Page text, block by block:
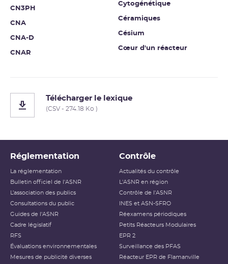
CN3PH
CNA
CNA-D
CNAR
Cytogénétique
Céramiques
Césium
Cœur d'un réacteur
Télécharger le lexique
(CSV - 274.18 Ko )
Réglementation
La réglementation
Bulletin officiel de l'ASNR
L’association des publics
Consultations du public
Guides de l'ASNR
Cadre législatif
RFS
Évaluations environnementales
Mesures de publicité diverses
Contrôle
Actualités du contrôle
L'ASNR en région
Contrôle de l'ASNR
INES et ASN-SFRO
Réexamens périodiques
Petits Réacteurs Modulaires
EPR 2
Surveillance des PFAS
Réacteur EPR de Flamanville